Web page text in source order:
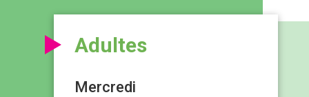
Adultes
Mercredi